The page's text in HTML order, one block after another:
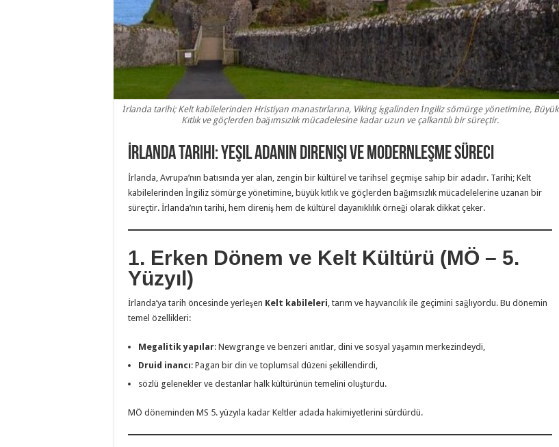
İrlanda tarihi; Kelt kabilelerinden Hristiyan manastırlarına, Viking işgalinden İngiliz sömürge yönetimine, Büyük
Kıtlık ve göçlerden bağımsızlık mücadelesine kadar uzun ve çalkantılı bir süreçtir.
İrlanda Tarihi: Yeşil Adanın Direnişi ve Modernleşme Süreci
İrlanda, Avrupa’nın batısında yer alan, zengin bir kültürel ve tarihsel geçmişe sahip bir adadır. Tarihi; Kelt
kabilelerinden İngiliz sömürge yönetimine, büyük kıtlık ve göçlerden bağımsızlık mücadelelerine uzanan bir
süreçtir. İrlanda’nın tarihi, hem direniş hem de kültürel dayanıklılık örneği olarak dikkat çeker.
1. Erken Dönem ve Kelt Kültürü (MÖ – 5.
Yüzyıl)
İrlanda’ya tarih öncesinde yerleşen Kelt kabileleri , tarım ve hayvancılık ile geçimini sağlıyordu. Bu dönemin
temel özellikleri:
Megalitik yapılar: Newgrange ve benzeri anıtlar, dini ve sosyal yaşamın merkezindeydi,
Druid inancı: Pagan bir din ve toplumsal düzeni şekillendirdi,
sözlü gelenekler ve destanlar halk kültürünün temelini oluşturdu.
MÖ döneminden MS 5. yüzyıla kadar Keltler adada hakimiyetlerini sürdürdü.